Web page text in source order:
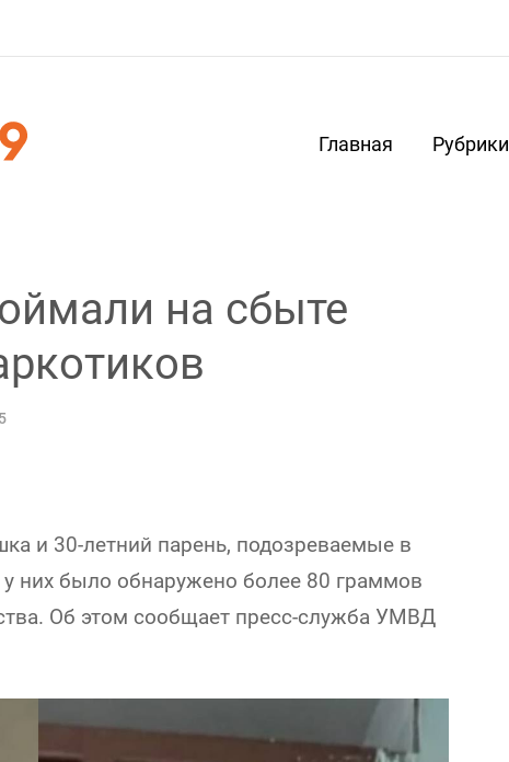
Главная Рубрики
на сбыте
и 30-летний парень, подозреваемые в
них было обнаружено более 80 граммов
Об этом сообщает пресс-служба УМВД